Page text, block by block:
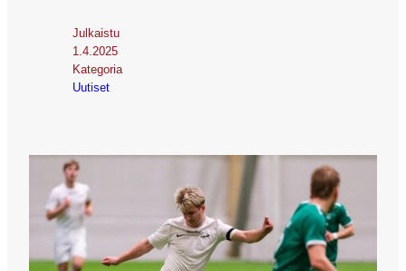
Julkaistu
1.4.2025
Kategoria
Uutiset